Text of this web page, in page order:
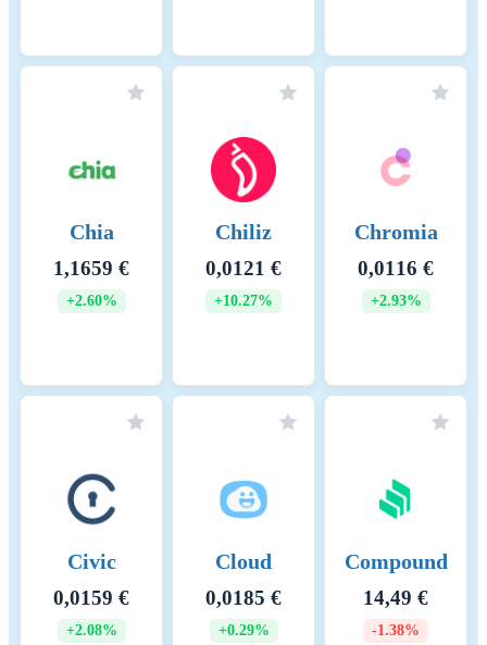
Chia
1,1659 €
+2.60%
Chiliz
0,0121 €
+10.27%
Chromia
0,0116 €
+2.93%
Civic
0,0159 €
+2.08%
Cloud
0,0185 €
+0.29%
Compound
14,49 €
-1.38%